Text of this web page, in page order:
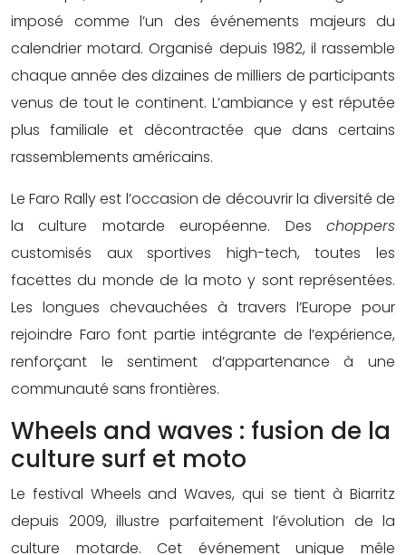
imposé comme l’un des événements majeurs du
calendrier motard. Organisé depuis 1982, il rassemble
chaque année des dizaines de milliers de participants
venus de tout le continent. L’ambiance y est réputée
plus familiale et décontractée que dans certains
rassemblements américains.
Le Faro Rally est l’occasion de découvrir la diversité de
la culture motarde européenne. Des choppers
customisés aux sportives high-tech, toutes les
facettes du monde de la moto y sont représentées.
Les longues chevauchées à travers l’Europe pour
rejoindre Faro font partie intégrante de l’expérience,
renforçant le sentiment d’appartenance à une
communauté sans frontières.
Wheels and waves : fusion de la
culture surf et moto
Le festival Wheels and Waves, qui se tient à Biarritz
depuis 2009, illustre parfaitement l’évolution de la
culture motarde. Cet événement unique mêle